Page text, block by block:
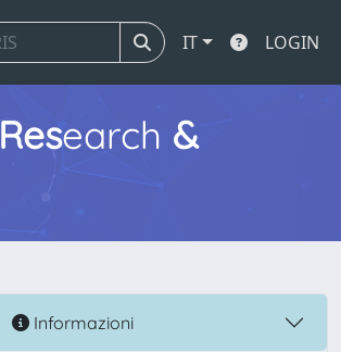
IT LOGIN
Research &
Informazioni